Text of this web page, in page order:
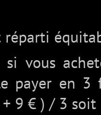
réparti
si vous
payer en
9 € ) / 3 soit